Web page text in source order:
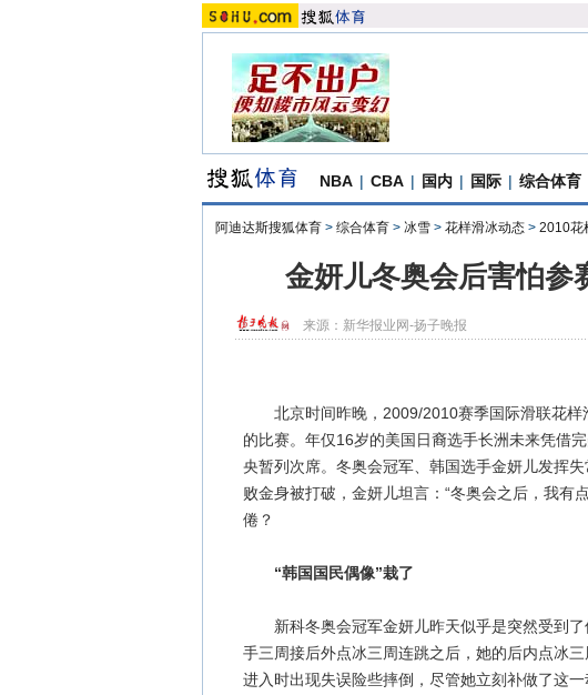
NBA | CBA | 国内 | 国际 | 综合体育
阿迪达斯搜狐体育 > 综合体育 > 冰雪 > 花样滑冰动态 > 2010花
金妍儿冬奥会后害怕参
来源： 新华报业网-扬子晚报
北京时间昨晚，2009/2010赛季国际滑联花样
的比赛。年仅16岁的美国日裔选手长洲未来凭借
央暂列次席。冬奥会冠军、韩国选手金妍儿发挥
败金身被打破，金妍儿坦言：“冬奥会之后，我有
倦？
“韩国国民偶像”栽了
新科冬奥会冠军金妍儿昨天似乎是突然受到了
手三周接后外点冰三周连跳之后，她的后内点冰
进入时出现失误险些摔倒，尽管她立刻补做了这